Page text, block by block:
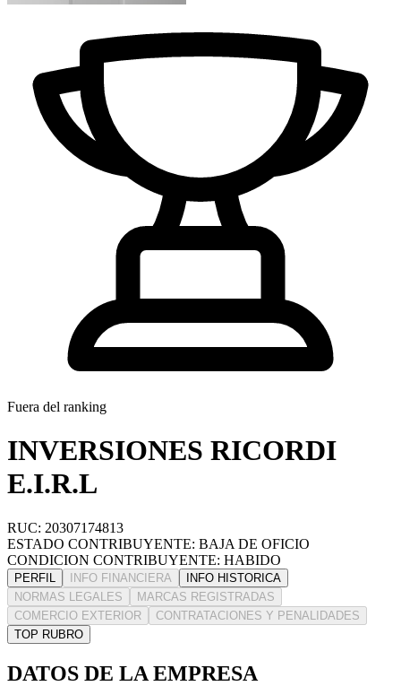
Fuera del ranking
INVERSIONES RICORDI
E.I.R.L
RUC: 20307174813
ESTADO CONTRIBUYENTE: BAJA DE OFICIO
CONDICION CONTRIBUYENTE: HABIDO
PERFIL INFO FINANCIERA
INFO HISTORICA
NORMAS LEGALES
MARCAS REGISTRADAS
COMERCIO EXTERIOR
CONTRATACIONES Y PENALIDADES
TOP RUBRO
DATOS DE LA EMPRESA